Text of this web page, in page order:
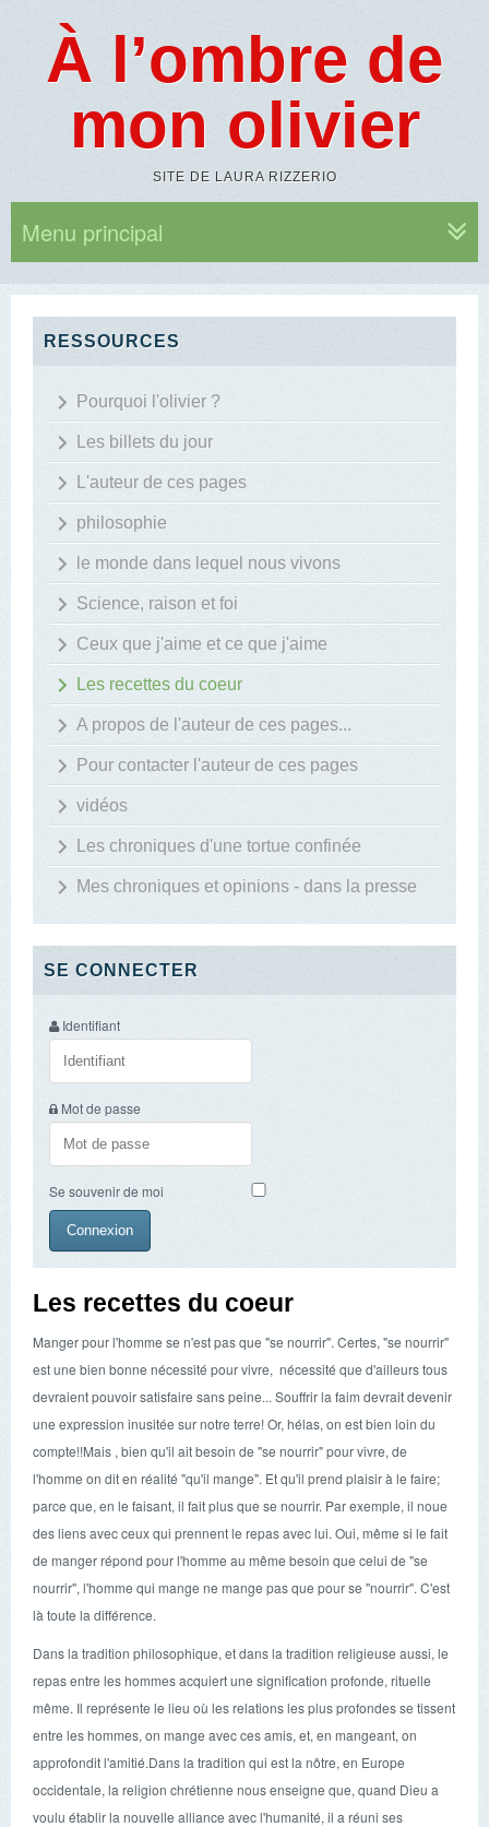
À l’ombre de
mon olivier
SITE DE LAURA RIZZERIO
Menu principal
RESSOURCES
Pourquoi l'olivier ?
Les billets du jour
L'auteur de ces pages
philosophie
le monde dans lequel nous vivons
Science, raison et foi
Ceux que j'aime et ce que j'aime
Les recettes du coeur
A propos de l'auteur de ces pages...
Pour contacter l'auteur de ces pages
vidéos
Les chroniques d'une tortue confinée
Mes chroniques et opinions - dans la presse
SE CONNECTER
Identifiant
Mot de passe
Se souvenir de moi
Les recettes du coeur
Manger pour l'homme se n'est pas que "se nourrir". Certes, "se nourrir"
est une bien bonne nécessité pour vivre, nécessité que d'ailleurs tous
devraient pouvoir satisfaire sans peine... Souffrir la faim devrait devenir
une expression inusitée sur notre terre! Or, hélas, on est bien loin du
compte!!Mais , bien qu'il ait besoin de "se nourrir" pour vivre, de
l'homme on dit en réalité "qu'il mange". Et qu'il prend plaisir à le faire;
parce que, en le faisant, il fait plus que se nourrir. Par exemple, il noue
des liens avec ceux qui prennent le repas avec lui. Oui, même si le fait
de manger répond pour l'homme au même besoin que celui de "se
nourrir", l'homme qui mange ne mange pas que pour se "nourrir". C'est
là toute la différence.
Dans la tradition philosophique, et dans la tradition religieuse aussi, le
repas entre les hommes acquiert une signification profonde, rituelle
même. Il représente le lieu où les relations les plus profondes se tissent
entre les hommes, on mange avec ces amis, et, en mangeant, on
approfondit l'amitié.Dans la tradition qui est la nôtre, en Europe
occidentale, la religion chrétienne nous enseigne que, quand Dieu a
voulu établir la nouvelle alliance avec l'humanité, il a réuni ses